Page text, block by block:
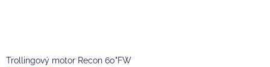
Trollingový motor Recon 60"FW